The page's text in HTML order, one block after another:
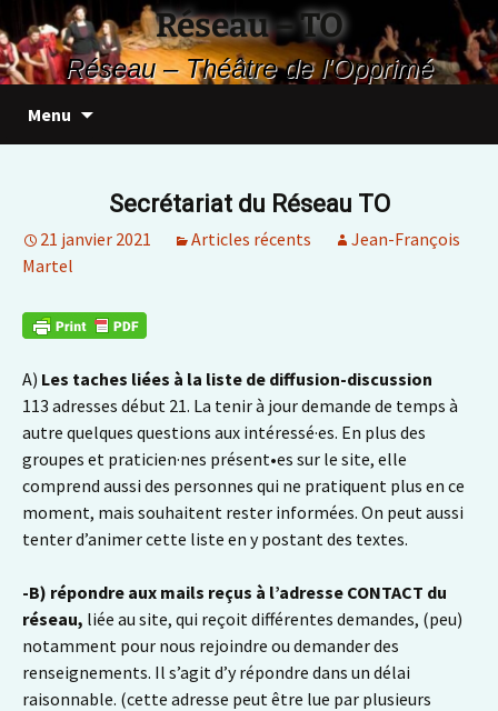
Aller
au
contenu
Réseau – TO
Réseau – Théâtre de l'Opprimé
Menu
Secrétariat du Réseau TO
21 janvier 2021 Articles récents
Jean-François
Martel
A) Les taches liées à la liste de diffusion-discussion
113 adresses début 21. La tenir à jour demande de temps à
autre quelques questions aux intéressé·es. En plus des
groupes et praticien·nes présent•es sur le site, elle
comprend aussi des personnes qui ne pratiquent plus en ce
moment, mais souhaitent rester informées. On peut aussi
tenter d’animer cette liste en y postant des textes.
-B) répondre aux mails reçus à l’adresse CONTACT du
réseau, liée au site, qui reçoit différentes demandes, (peu)
notamment pour nous rejoindre ou demander des
renseignements. Il s’agit d’y répondre dans un délai
raisonnable. (cette adresse peut être lue par plusieurs